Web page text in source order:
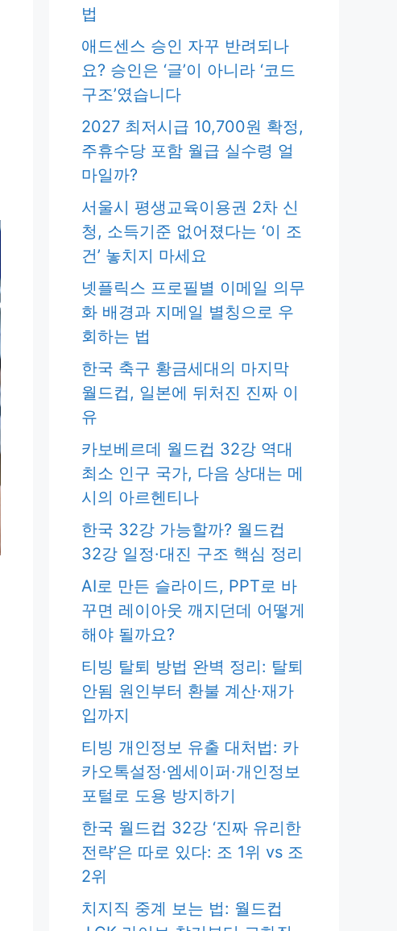
법
애드센스 승인 자꾸 반려되나
요? 승인은 ‘글’이 아니라 ‘코드
구조’였습니다
2027 최저시급 10,700원 확정,
주휴수당 포함 월급 실수령 얼
마일까?
서울시 평생교육이용권 2차 신
청, 소득기준 없어졌다는 ‘이 조
건’ 놓치지 마세요
넷플릭스 프로필별 이메일 의무
화 배경과 지메일 별칭으로 우
회하는 법
한국 축구 황금세대의 마지막
월드컵, 일본에 뒤처진 진짜 이
유
카보베르데 월드컵 32강 역대
최소 인구 국가, 다음 상대는 메
시의 아르헨티나
한국 32강 가능할까? 월드컵
32강 일정·대진 구조 핵심 정리
AI로 만든 슬라이드, PPT로 바
꾸면 레이아웃 깨지던데 어떻게
해야 될까요?
티빙 탈퇴 방법 완벽 정리: 탈퇴
안됨 원인부터 환불 계산·재가
입까지
티빙 개인정보 유출 대처법: 카
카오톡설정·엠세이퍼·개인정보
포털로 도용 방지하기
한국 월드컵 32강 ‘진짜 유리한
전략’은 따로 있다: 조 1위 vs 조
2위
치지직 중계 보는 법: 월드컵